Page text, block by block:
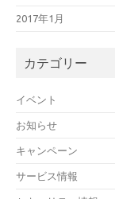
2017年1月
カテゴリー
イベント
お知らせ
キャンペーン
サービス情報